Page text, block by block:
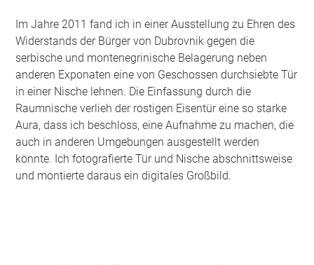
Im Jahre 2011 fand ich in einer Ausstellung zu Ehren des
Widerstands der Bürger von Dubrovnik gegen die
serbische und montenegrinische Belagerung neben
anderen Exponaten eine von Geschossen durchsiebte Tür
in einer Nische lehnen. Die Einfassung durch die
Raumnische verlieh der rostigen Eisentür eine so starke
Aura, dass ich beschloss, eine Aufnahme zu machen, die
auch in anderen Umgebungen ausgestellt werden
könnte. Ich fotografierte Tür und Nische abschnittsweise
und montierte daraus ein digitales Großbild.